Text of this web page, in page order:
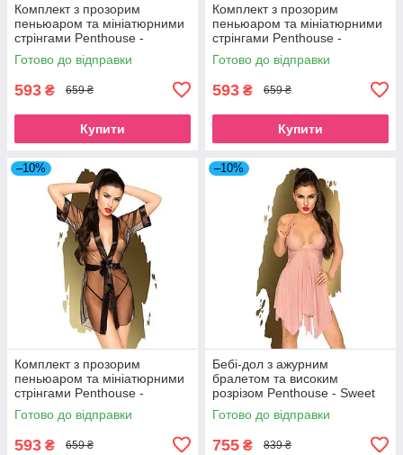
Комплект з прозорим
пеньюаром та мініатюрними
стрінгами Penthouse -
Midnight Mirage Rose S/L
SO4367
Готово до відправки
593 ₴ 659 ₴
Купити
Комплект з прозорим
пеньюаром та мініатюрними
стрінгами Penthouse -
Midnight Mirage Black XL
SO5280
Готово до відправки
593 ₴ 659 ₴
Купити
–10%
Комплект з прозорим
пеньюаром та мініатюрними
стрінгами Penthouse -
Midnight Mirage Black S/L
SO4368
Готово до відправки
593 ₴ 659 ₴
–10%
Бебі-дол з ажурним
бралетом та високим
розрізом Penthouse - Sweet
Beast Rose M/L SO4334
Готово до відправки
755 ₴ 839 ₴